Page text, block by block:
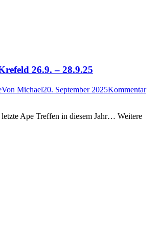
26.9. – 28.9.25
Von Michael20. September 2025Kommentar
Ape Treffen in diesem Jahr… Weitere